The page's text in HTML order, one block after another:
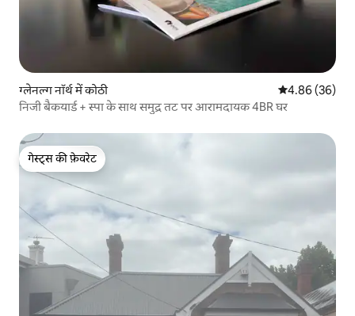
ग्लेनल्ग नॉर्थ में कोठी औसत रेटिंग 5 में
4.86 (36)
निजी बैकयार्ड + स्पा के साथ समुद्र तट पर आरामदायक 4BR घर
गेस्ट्स की फ़ेवरेट
गेस्ट्स की फ़ेवरेट